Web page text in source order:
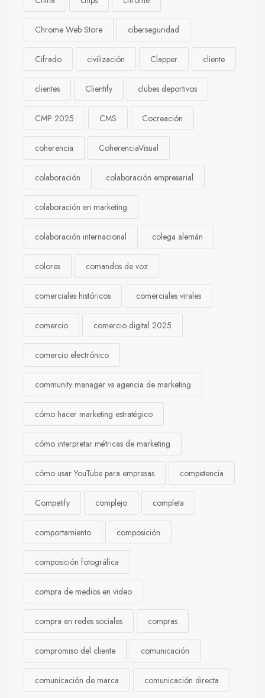
Chrome Web Store ciberseguridad
Cifrado civilización Clapper cliente
clientes Clientify clubes deportivos
CMP 2025 CMS Cocreación
coherencia CoherenciaVisual
colaboración colaboración empresarial
colaboración en marketing
colaboración internacional colega alemán
colores comandos de voz
comerciales históricos comerciales virales
comercio comercio digital 2025
comercio electrónico
community manager vs agencia de marketing
cómo hacer marketing estratégico
cómo interpretar métricas de marketing
cómo usar YouTube para empresas competencia
Competify complejo completa
comportamiento composición
composición fotográfica
compra de medios en video
compra en redes sociales compras
compromiso del cliente comunicación
comunicación de marca comunicación directa